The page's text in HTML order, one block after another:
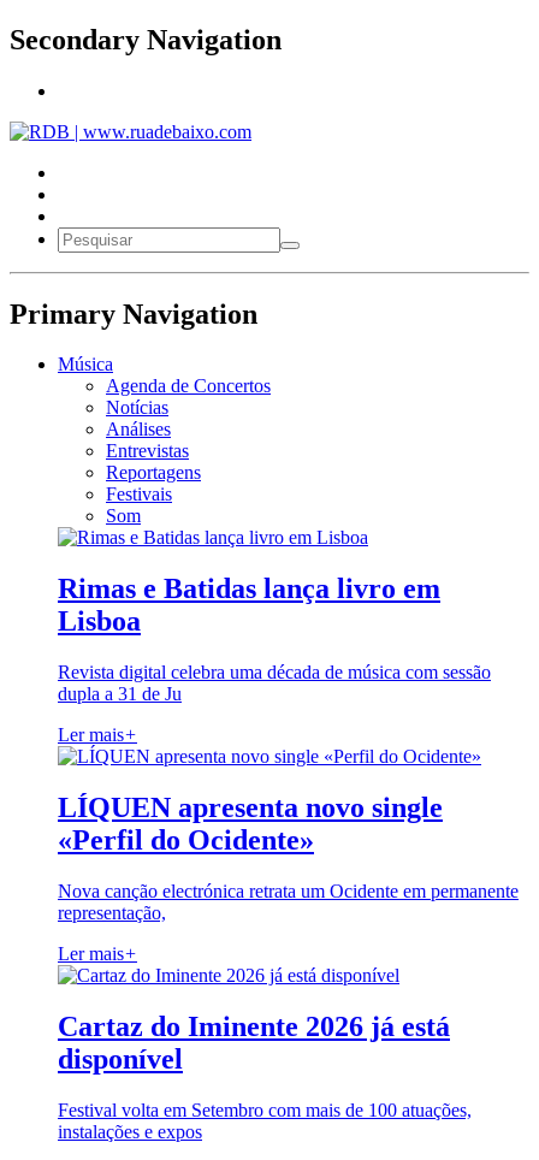
Secondary Navigation
Primary Navigation
Música
Agenda de Concertos
Notícias
Análises
Entrevistas
Reportagens
Festivais
Som
Rimas e Batidas lança livro em
Lisboa
Revista digital celebra uma década de música com sessão
dupla a 31 de Ju
Ler mais+
LÍQUEN apresenta novo single
«Perfil do Ocidente»
Nova canção electrónica retrata um Ocidente em permanente
representação,
Ler mais+
Cartaz do Iminente 2026 já está
disponível
Festival volta em Setembro com mais de 100 atuações,
instalações e expos